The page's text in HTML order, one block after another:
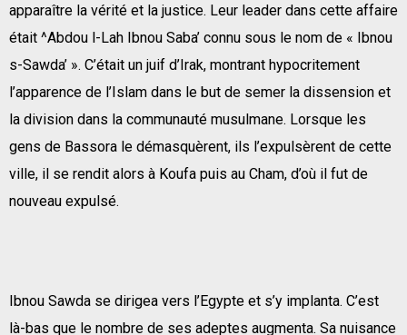
apparaître la vérité et la justice. Leur leader dans cette affaire
était ^Abdou l-Lah Ibnou Saba’ connu sous le nom de « Ibnou
s-Sawda’ ». C’était un juif d’Irak, montrant hypocritement
l’apparence de l’Islam dans le but de semer la dissension et
la division dans la communauté musulmane. Lorsque les
gens de Bassora le démasquèrent, ils l’expulsèrent de cette
ville, il se rendit alors à Koufa puis au Cham, d’où il fut de
nouveau expulsé.
Ibnou Sawda se dirigea vers l’Egypte et s’y implanta. C’est
là-bas que le nombre de ses adeptes augmenta. Sa nuisance